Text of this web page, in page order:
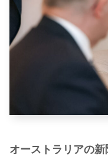
オーストラリアの